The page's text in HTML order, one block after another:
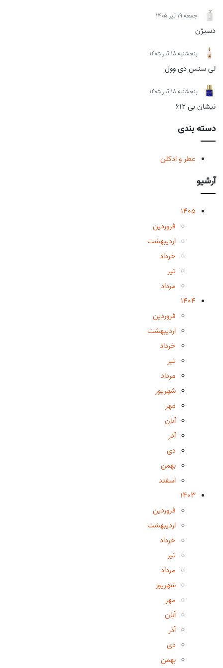
جمعه 19 تیر 1405
دسیژن
پنجشنبه 18 تیر 1405
لی سنس دی وول
پنجشنبه 18 تیر 1405
نیشان بی 612
دسته بندی
عطر و ادکلن
آرشیو
1405
فروردین
اردیبهشت
خرداد
تیر
مرداد
1404
فروردین
اردیبهشت
خرداد
تیر
مرداد
شهریور
مهر
آبان
آذر
دی
بهمن
اسفند
1403
فروردین
اردیبهشت
خرداد
تیر
مرداد
شهریور
مهر
آبان
آذر
دی
بهمن